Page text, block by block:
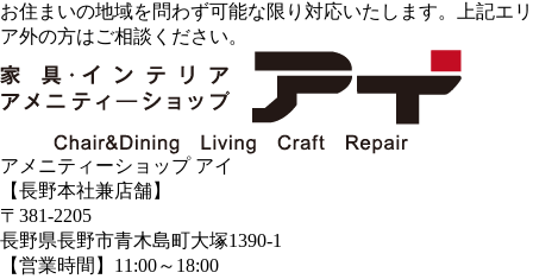
お住まいの地域を問わず可能な限り対応いたします。上記エリ
ア外の方はご相談ください。
アメニティーショップ アイ
【長野本社兼店舗】
〒381-2205
長野県長野市青木島町大塚1390-1
【営業時間】11:00～18:00